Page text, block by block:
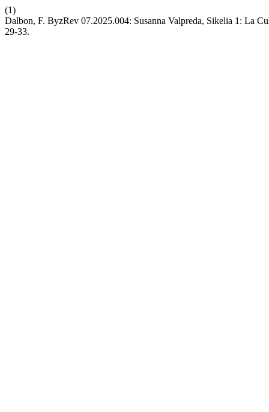
(1)
Dalbon, F. ByzRev 07.2025.004: Susanna Valpreda, Sikelia 1: La
29-33.